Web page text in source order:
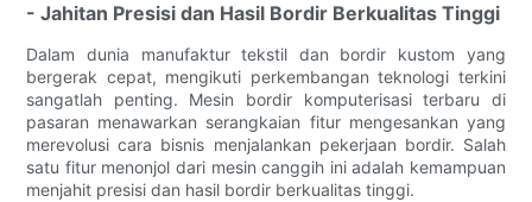
- Jahitan Presisi dan Hasil Bordir Berkualitas Tinggi
Dalam dunia manufaktur tekstil dan bordir kustom yang
bergerak cepat, mengikuti perkembangan teknologi terkini
sangatlah penting. Mesin bordir komputerisasi terbaru di
pasaran menawarkan serangkaian fitur mengesankan yang
merevolusi cara bisnis menjalankan pekerjaan bordir. Salah
satu fitur menonjol dari mesin canggih ini adalah kemampuan
menjahit presisi dan hasil bordir berkualitas tinggi.